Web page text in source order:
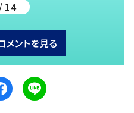
14
メントを見る